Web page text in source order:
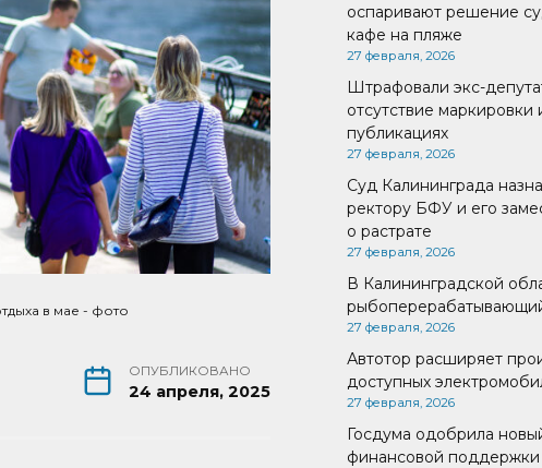
в мае - фото
ОПУБЛИКОВАНО
24 апреля, 2025
оспаривают решение
кафе на пляже
27 февраля, 2026
Штрафовали экс-
отсутствие маркировки
публикациях
27 февраля, 2026
Суд Калининграда
ректору БФУ и его
о растрате
27 февраля, 2026
В Калининградской
27 февраля, 2026
Автотор расширяет
доступных
27 февраля, 2026
Госдума одобрила
финансовой поддержки